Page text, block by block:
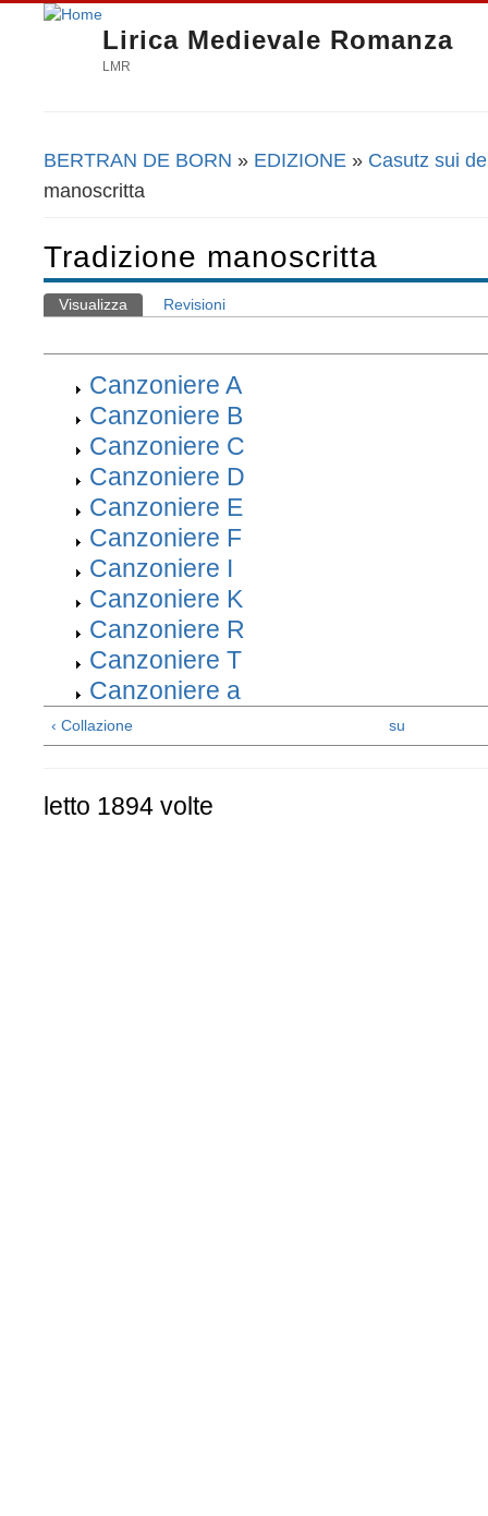
Lirica Medievale Romanza
LMR
Tu sei qui
BERTRAN DE BORN » EDIZIONE » Casutz sui
manoscritta
Tradizione manoscritta
Schede primarie
Visualizza (scheda attiva)
Revisioni
Canzoniere A
Canzoniere B
Canzoniere C
Canzoniere D
Canzoniere E
Canzoniere F
Canzoniere I
Canzoniere K
Canzoniere R
Canzoniere T
Canzoniere a
‹ Collazione su
letto 1894 volte